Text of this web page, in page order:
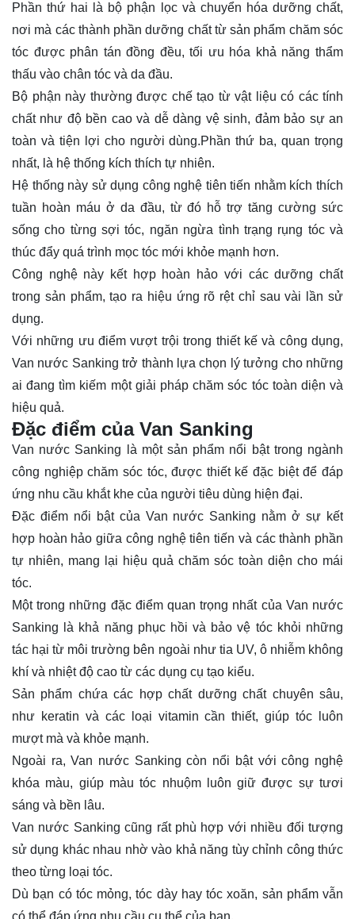
Phần thứ hai là bộ phận lọc và chuyển hóa dưỡng chất,
nơi mà các thành phần dưỡng chất từ sản phẩm chăm sóc
tóc được phân tán đồng đều, tối ưu hóa khả năng thẩm
thấu vào chân tóc và da đầu.
Bộ phận này thường được chế tạo từ vật liệu có các tính
chất như độ bền cao và dễ dàng vệ sinh, đảm bảo sự an
toàn và tiện lợi cho người dùng.Phần thứ ba, quan trọng
nhất, là hệ thống kích thích tự nhiên.
Hệ thống này sử dụng công nghệ tiên tiến nhằm kích thích
tuần hoàn máu ở da đầu, từ đó hỗ trợ tăng cường sức
sống cho từng sợi tóc, ngăn ngừa tình trạng rụng tóc và
thúc đẩy quá trình mọc tóc mới khỏe mạnh hơn.
Công nghệ này kết hợp hoàn hảo với các dưỡng chất
trong sản phẩm, tạo ra hiệu ứng rõ rệt chỉ sau vài lần sử
dụng.
Với những ưu điểm vượt trội trong thiết kế và công dụng,
Van nước Sanking trở thành lựa chọn lý tưởng cho những
ai đang tìm kiếm một giải pháp chăm sóc tóc toàn diện và
hiệu quả.
Đặc điểm của Van Sanking
Van nước Sanking là một sản phẩm nổi bật trong ngành
công nghiệp chăm sóc tóc, được thiết kế đặc biệt để đáp
ứng nhu cầu khắt khe của người tiêu dùng hiện đại.
Đặc điểm nổi bật của Van nước Sanking nằm ở sự kết
hợp hoàn hảo giữa công nghệ tiên tiến và các thành phần
tự nhiên, mang lại hiệu quả chăm sóc toàn diện cho mái
tóc.
Một trong những đặc điểm quan trọng nhất của Van nước
Sanking là khả năng phục hồi và bảo vệ tóc khỏi những
tác hại từ môi trường bên ngoài như tia UV, ô nhiễm không
khí và nhiệt độ cao từ các dụng cụ tạo kiểu.
Sản phẩm chứa các hợp chất dưỡng chất chuyên sâu,
như keratin và các loại vitamin cần thiết, giúp tóc luôn
mượt mà và khỏe mạnh.
Ngoài ra, Van nước Sanking còn nổi bật với công nghệ
khóa màu, giúp màu tóc nhuộm luôn giữ được sự tươi
sáng và bền lâu.
Van nước Sanking cũng rất phù hợp với nhiều đối tượng
sử dụng khác nhau nhờ vào khả năng tùy chỉnh công thức
theo từng loại tóc.
Dù bạn có tóc mỏng, tóc dày hay tóc xoăn, sản phẩm vẫn
có thể đáp ứng nhu cầu cụ thể của bạn.